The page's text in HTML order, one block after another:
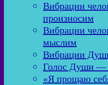
Вибрации
произносим
Вибрации
мыслим
Вибрации
Голос Души —
«Я прощаю